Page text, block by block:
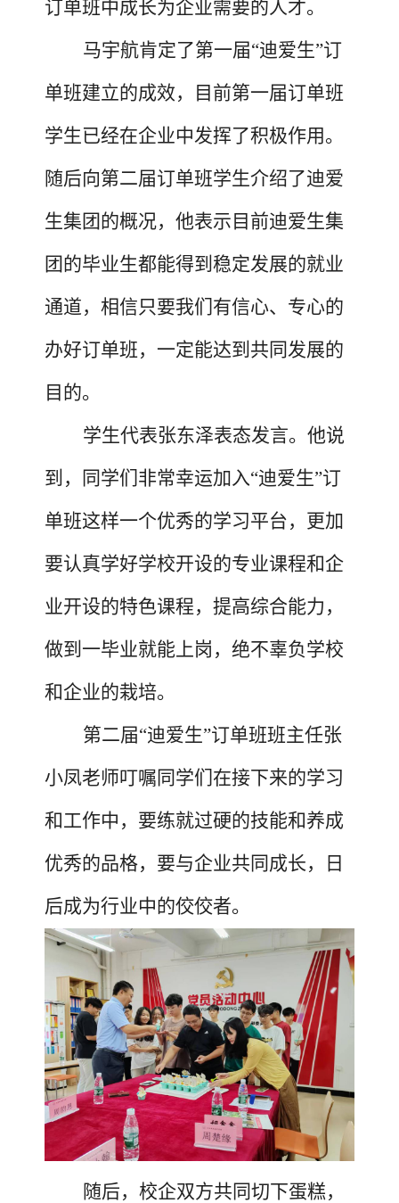
订单班中成长为企业需要的人才。
马宇航肯定了第一届“迪爱生”订
单班建立的成效，目前第一届订单班
学生已经在企业中发挥了积极作用。
随后向第二届订单班学生介绍了迪爱
生集团的概况，他表示目前迪爱生集
团的毕业生都能得到稳定发展的就业
通道，相信只要我们有信心、专心的
办好订单班，一定能达到共同发展的
目的。
学生代表张东泽表态发言。他说
到，同学们非常幸运加入“迪爱生”订
单班这样一个优秀的学习平台，更加
要认真学好学校开设的专业课程和企
业开设的特色课程，提高综合能力，
做到一毕业就能上岗，绝不辜负学校
和企业的栽培。
第二届“迪爱生”订单班班主任张
小凤老师叮嘱同学们在接下来的学习
和工作中，要练就过硬的技能和养成
优秀的品格，要与企业共同成长，日
后成为行业中的佼佼者。
随后，校企双方共同切下蛋糕，